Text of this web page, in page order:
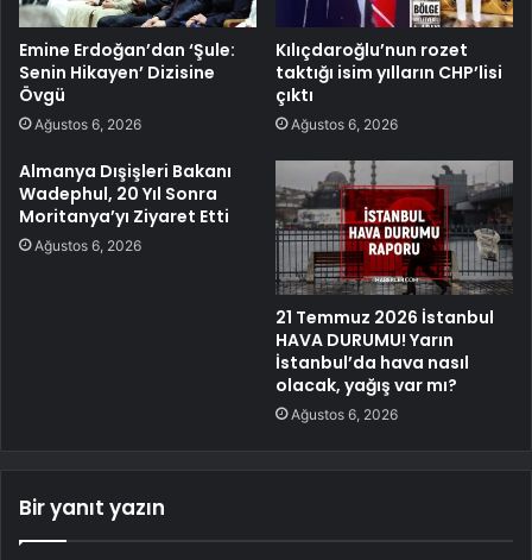
Emine Erdoğan’dan ‘Şule:
Senin Hikayen’ Dizisine
Övgü
Ağustos 6, 2026
Kılıçdaroğlu’nun rozet
taktığı isim yılların CHP’lisi
çıktı
Ağustos 6, 2026
Almanya Dışişleri Bakanı
Wadephul, 20 Yıl Sonra
Moritanya’yı Ziyaret Etti
Ağustos 6, 2026
21 Temmuz 2026 İstanbul
HAVA DURUMU! Yarın
İstanbul’da hava nasıl
olacak, yağış var mı?
Ağustos 6, 2026
Bir yanıt yazın